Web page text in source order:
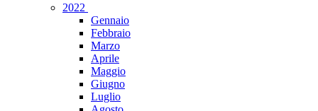
2022
Gennaio
Febbraio
Marzo
Aprile
Maggio
Giugno
Luglio